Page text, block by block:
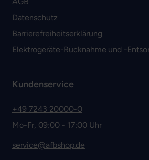
AGB
Datenschutz
Barrierefreiheitserklärung
Elektrogeräte-Rücknahme und -
Kundenservice
+49 7243 20000-0
Mo-Fr, 09:00 - 17:00 Uhr
service@afbshop.de